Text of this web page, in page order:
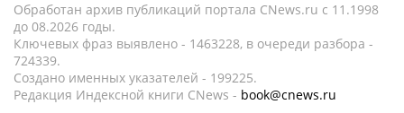
Обработан архив публикаций портала CNews.ru c 11.1998
до 08.2026 годы.
Ключевых фраз выявлено - 1463228, в очереди разбора -
724339.
Создано именных указателей - 199225.
Редакция Индексной книги CNews - book@cnews.ru